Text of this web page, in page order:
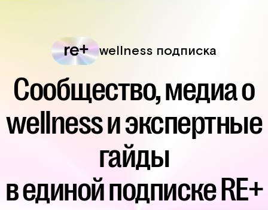
wellness подписка
Сообщество, медиа о
wellness и экспертные
гайды
в единой подписке RE+